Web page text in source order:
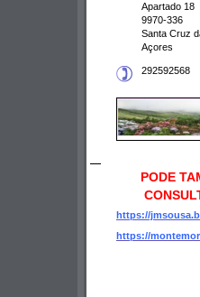
Apartado 18
9970-336
Santa Cruz
Açores
292592568
PODE
https://
https://